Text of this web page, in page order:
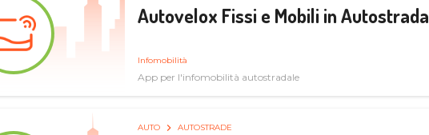
Autovelox Fissi e Mobili in Autostrada
Infomobilità
App per l'infomobilità autostradale
AUTO AUTOSTRADE